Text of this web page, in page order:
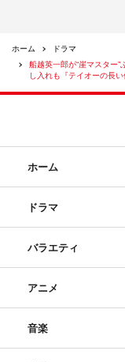
第7話（7月15日
ゆかり（戸田菜穂
ホーム
ドラマ
船越英一郎が“崖マスター
し入れも『テイオーの長
ホーム
ドラマ
バラエティ
アニメ
音楽